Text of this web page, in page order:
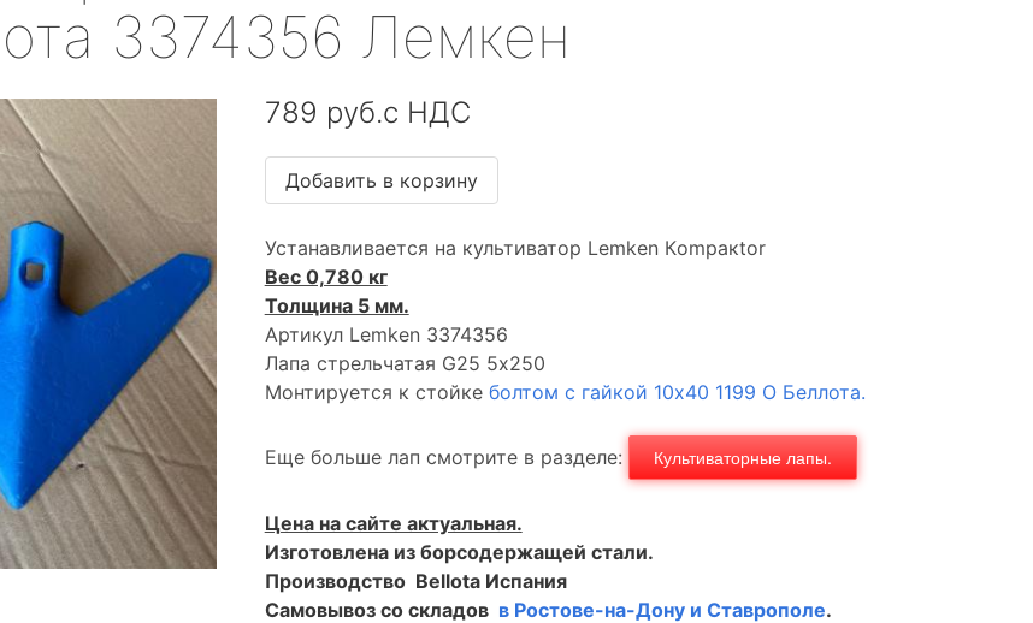
3374356 Лемкен
789 руб.с НДС
Устанавливается на культиватор Lemken Кompaкtor
Вес 0,780 кг
Толщина 5 мм.
Артикул Lemken 3374356
Лапа стрельчатая G25 5х250
Монтируется к стойке болтом с гайкой 10х40 1199 О Беллота.
Еще больше лап смотрите в разделе: Культиваторные лапы.
Цена на сайте актуальная.
Изготовлена из борсодержащей стали.
Производство Bellota Испания
Самовывоз со складов в Ростове-на-Дону и Ставрополе.